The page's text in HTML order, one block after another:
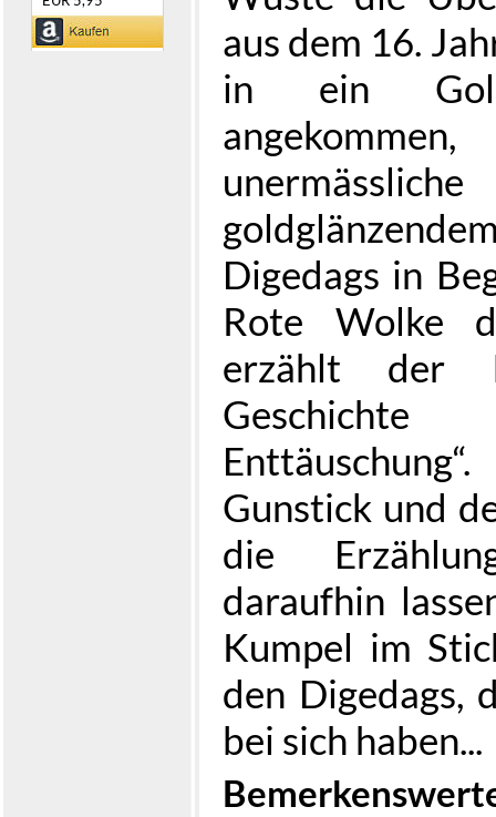
aus dem 16.
in ein
Digedags in
Rote Wolke
erzählt der
Gunstick und
die
daraufhin
Kumpel im
den Digedags,
bei sich haben...